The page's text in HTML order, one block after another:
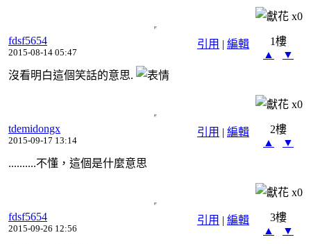
x0
引用 | 編輯
fdsf5654
2015-08-14 05:47
1樓
▲
▼
沒看明白這個笑話的意思.
x0
引用 | 編輯
tdemidongx
2015-09-17 13:14
2樓
▲
▼
..........不懂，這個是什麼意思
x0
引用 | 編輯
fdsf5654
2015-09-26 12:56
3樓
▲
▼